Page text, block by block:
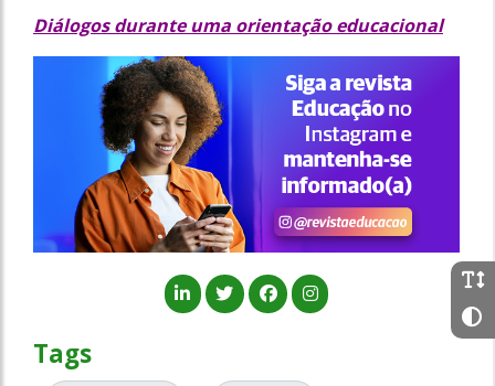
Diálogos durante uma orientação educacional
Tags